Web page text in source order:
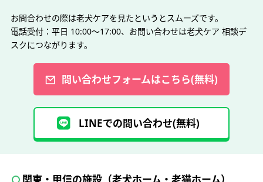
お問合わせの際は老犬ケアを見たというとスムーズです。
電話受付：平日 10:00～17:00、お問い合わせは老犬ケア 相談デ
スクにつながります。
問い合わせフォームはこちら(無料)
LINEでの問い合わせ(無料)